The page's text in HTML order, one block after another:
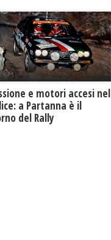
e motori accesi nel
a Partanna è il
del Rally